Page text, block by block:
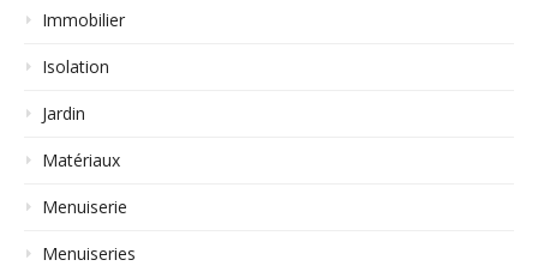
Immobilier
Isolation
Jardin
Matériaux
Menuiserie
Menuiseries